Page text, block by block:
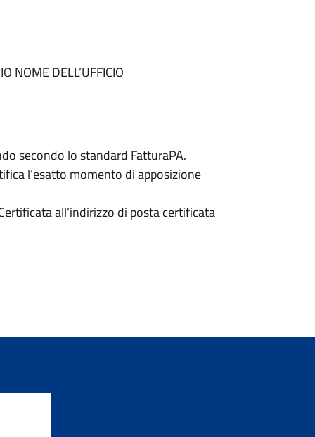
NOME DELL’UFFICIO
secondo lo standard FatturaPA.
l’esatto momento di apposizione
all’indirizzo di posta certificata